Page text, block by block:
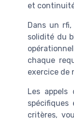
et
Dans un
solidité du
chaque
exercice de
Les appels
critères,